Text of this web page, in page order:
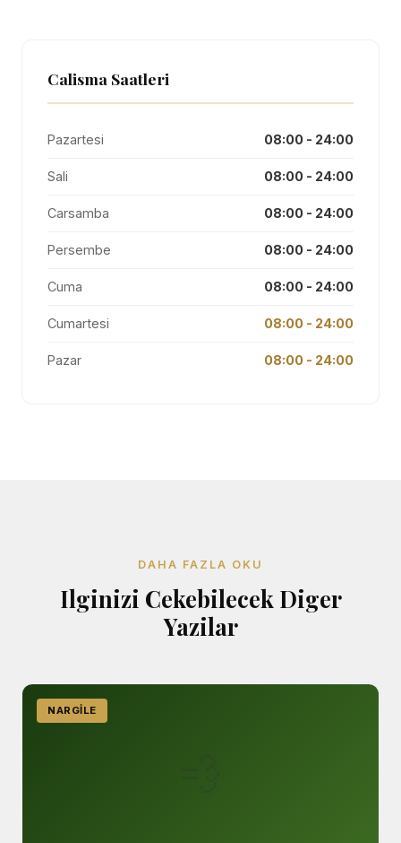
Calisma Saatleri
Pazartesi 08:00 - 24:00
Sali 08:00 - 24:00
Carsamba 08:00 - 24:00
Persembe 08:00 - 24:00
Cuma 08:00 - 24:00
Cumartesi 08:00 - 24:00
Pazar 08:00 - 24:00
DAHA FAZLA OKU
Ilginizi Cekebilecek Diger
Yazilar
NARGILE